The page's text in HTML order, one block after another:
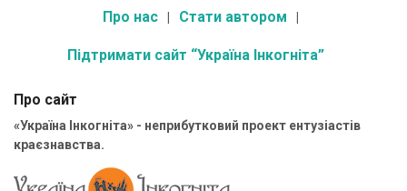
Про нас Стати автором
Підтримати сайт “Україна Інкогніта”
Про сайт
«Україна Інкогніта» - неприбутковий проект ентузіастів
краєзнавства.